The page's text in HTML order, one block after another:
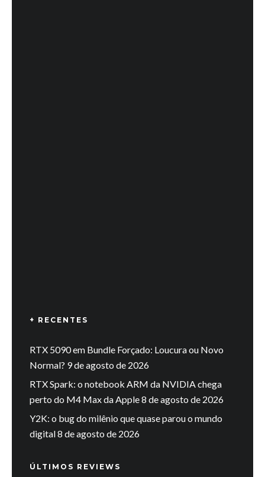
+ RECENTES
RTX 5090 em Bundle Forçado: Loucura ou Novo
Normal? 9 de agosto de 2026
RTX Spark: o notebook ARM da NVIDIA chega
perto do M4 Max da Apple8 de agosto de 2026
Y2K: o bug do milênio que quase parou o mundo
digital8 de agosto de 2026
ÚLTIMOS REVIEWS